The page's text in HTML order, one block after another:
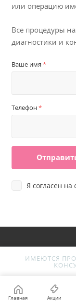
или операцию
Все процедуры
диагностики и
Ваше имя *
Телефон*
Я согласен на
ООО
ИМЕЮТСЯ
Главная Акции